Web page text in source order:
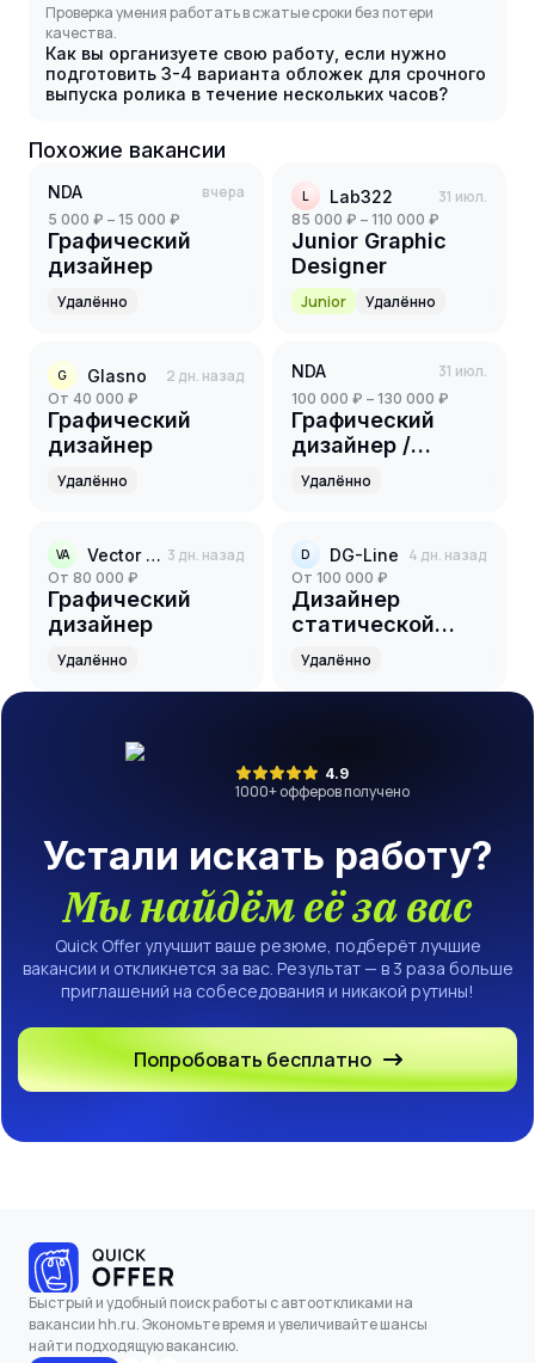
Проверка умения работать в сжатые сроки без потери
качества.
Как вы организуете свою работу, если нужно
подготовить 3-4 варианта обложек для срочного
выпуска ролика в течение нескольких часов?
Похожие вакансии
NDA вчера
5 000 ₽ – 15 000 ₽
Графический
дизайнер
Удалённо
L Lab322 31 июл.
85 000 ₽ – 110 000 ₽
Junior Graphic
Designer
Junior Удалённо
G Glasno 2 дн. назад
от 40 000 ₽
Графический
дизайнер
Удалённо
NDA 31 июл.
100 000 ₽ – 130 000 ₽
Графический
дизайнер /
Визуализатор
(FinTech &
Удалённо
VA Vector ads 3 дн. назад
от 80 000 ₽
Графический
дизайнер
Удалённо
D DG-Line 4 дн. назад
от 100 000 ₽
Дизайнер
статической
графики
Удалённо
4.9
1000+ офферов получено
Устали искать работу?
Мы найдём её за вас
Quick Offer улучшит ваше резюме, подберёт лучшие
вакансии и откликнется за вас. Результат — в 3 раза больше
приглашений на собеседования и никакой рутины!
Попробовать бесплатно
Быстрый и удобный поиск работы с автооткликами на
вакансии hh.ru. Экономьте время и увеличивайте шансы
найти подходящую вакансию.